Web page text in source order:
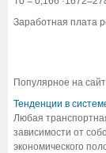
Заработная плата
Популярное на
Тенденции в
Любая
зависимости от
экономического